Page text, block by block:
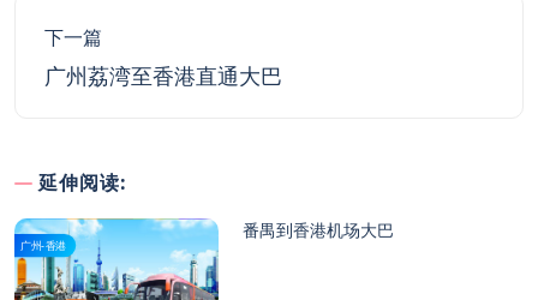
下一篇
广州荔湾至香港直通大巴
延伸阅读:
广州-香港
番禺到香港机场大巴